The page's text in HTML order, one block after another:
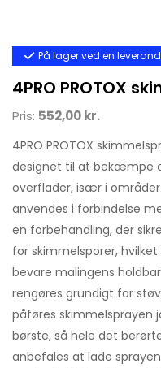
På lager ved en
4PRO PROTOX
Pris: 552,00 kr.
4PRO PROTOX
designet til at bekæmpe
overflader, især i
anvendes i forbindelse
en forbehandling, der
for skimmelsporer,
bevare malingens
rengøres grundigt for
påføres skimmelsprayen
børste, så hele det
anbefales at lade